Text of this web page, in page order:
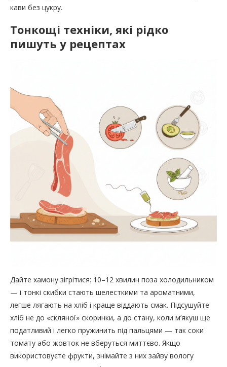
кави без цукру.
Тонкощі техніки, які рідко
пишуть у рецептах
Дайте хамону зігрітися: 10–12 хвилин поза холодильником
— і тонкі скибки стають шелесткими та ароматними,
легше лягають на хліб і краще віддають смак. Підсушуйте
хліб не до «скляної» скоринки, а до стану, коли м’якуш ще
податливий і легко пружинить під пальцями — так соки
томату або жовток не вберуться миттєво. Якщо
використовуєте фрукти, знімайте з них зайву вологу